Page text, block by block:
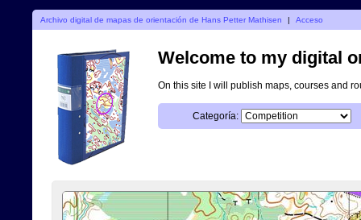
Archivo digital de mapas de orientación de Hans Petter Mathisen | Acceso
Welcome to my digital
On this site I will publish maps, courses and
Categoría: